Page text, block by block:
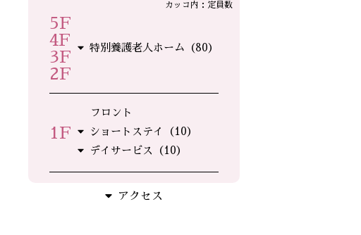
5F
4F
3F
2F
特別養護老人ホーム（80）
1F
フロント
ショートステイ（10）
デイサービス（10）
カッコ内：定員数
アクセス